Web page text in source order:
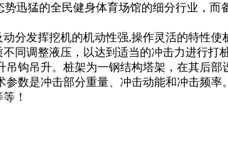
迅猛的全民健身体育场馆的细分行业，
分发挥挖机的机动性强,操作灵活的特性
同调整液压，以达到适当的冲击力进行打
钩吊升。桩架为一钢结构塔架，在其后
数是冲击部分重量、冲击动能和冲击频
！